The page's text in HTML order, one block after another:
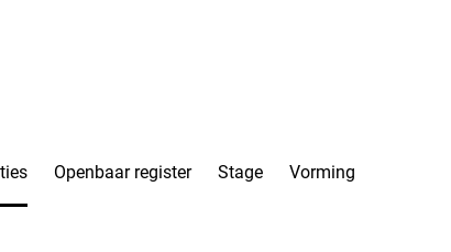
Openbaar register Stage Vorming